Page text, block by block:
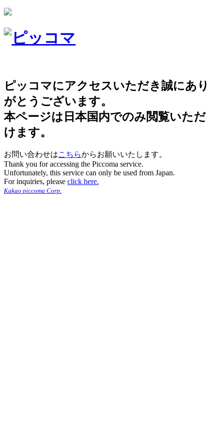
ピッコマにアクセスいただき誠にあり
がとうございます。
本ページは日本国内でのみ閲覧いただ
けます。
お問い合わせはこちらからお願いいたします。
Thank you for accessing the Piccoma service.
Unfortunately, this service can only be used from Japan.
For inquiries, please click here.
Kakao piccoma Corp.